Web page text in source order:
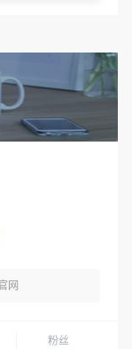
网
粉丝